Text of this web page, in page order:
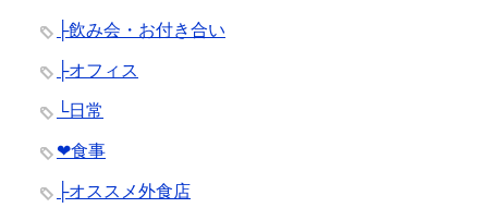
├飲み会・お付き合い
├オフィス
└日常
❤︎食事
├オススメ外食店